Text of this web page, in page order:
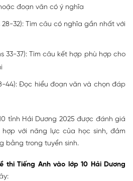
đoạn văn có ý nghĩa
28-32): Tìm câu có nghĩa gần nhất với
33-37): Tìm câu kết hợp phù hợp cho
44): Đọc hiểu đoạn văn và chọn đáp
tỉnh Hải Dương 2025 được đánh giá
với năng lực của học sinh, đảm
bằng trong tuyển sinh.
thi Tiếng Anh vào lớp 10 Hải Dương